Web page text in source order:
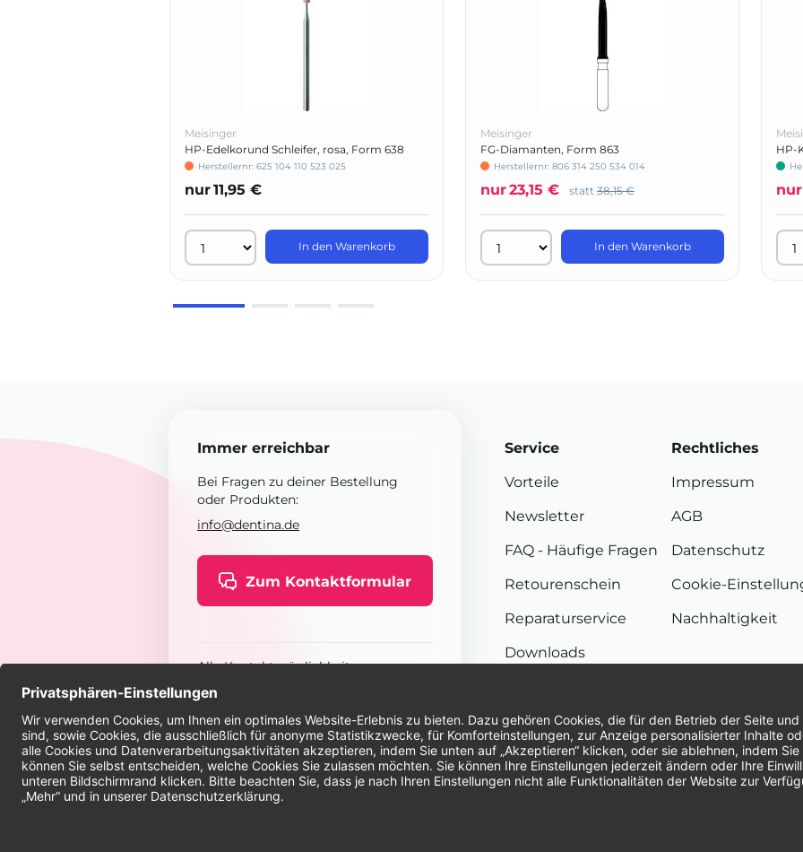
Meisinger
HP-Edelkorund Schleifer, rosa, Form 638
Herstellernr: 625 104 110 523 025
nur11,95 €
In den Warenkorb
Meisinger
FG-Diamanten, Form 863
Herstellernr: 806 314 250 534 014
nur23,15 € statt 38,15 €
In den Warenkorb
HP-
nur
Immer erreichbar
Bei Fragen zu deiner Bestellung
oder Produkten:
info@dentina.de
Zum Kontaktformular
Alle Kontaktmöglichkeiten
Service
Vorteile
Newsletter
FAQ - Häufige Fragen
Retourenschein
Reparaturservice
Downloads
Rechtliches
Impressum
AGB
Datenschutz
Cookie-
Nachhaltigkeit